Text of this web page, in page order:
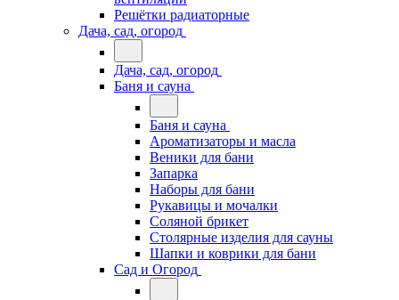
Решётки радиаторные
Дача, сад, огород
Дача, сад, огород
Баня и сауна
Баня и сауна
Ароматизаторы и масла
Веники для бани
Запарка
Наборы для бани
Рукавицы и мочалки
Соляной брикет
Столярные изделия для сауны
Шапки и коврики для бани
Сад и Огород